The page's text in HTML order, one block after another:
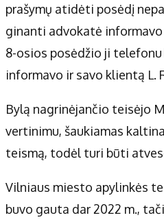
prašymų atidėti posėdį
ginanti advokatė
8-osios posėdžio ji
informavo ir savo klientą L.
Bylą nagrinėjančio teisėjo
vertinimu, šaukiamas
teismą, todėl turi būti
Vilniaus miesto apylinkės
buvo gauta dar 2022 m.,